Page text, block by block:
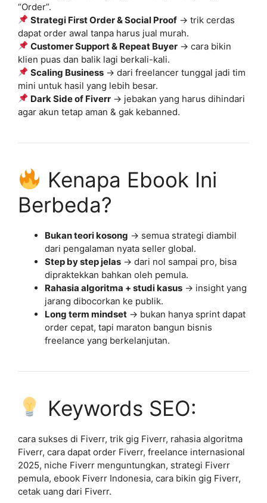
“Order”.
Strategi First Order & Social Proof → trik cerdas
dapat order awal tanpa harus jual murah.
Customer Support & Repeat Buyer → cara bikin
klien puas dan balik lagi berkali-kali.
Scaling Business → dari freelancer tunggal jadi tim
mini untuk hasil yang lebih besar.
Dark Side of Fiverr → jebakan yang harus dihindari
agar akun tetap aman & gak kebanned.
Kenapa Ebook Ini
Berbeda?
Bukan teori kosong → semua strategi diambil
dari pengalaman nyata seller global.
Step by step jelas → dari nol sampai pro, bisa
dipraktekkan bahkan oleh pemula.
Rahasia algoritma + studi kasus → insight yang
jarang dibocorkan ke publik.
Long term mindset → bukan hanya sprint dapat
order cepat, tapi maraton bangun bisnis
freelance yang berkelanjutan.
Keywords SEO:
cara sukses di Fiverr, trik gig Fiverr, rahasia algoritma
Fiverr, cara dapat order Fiverr, freelance internasional
2025, niche Fiverr menguntungkan, strategi Fiverr
pemula, ebook Fiverr Indonesia, cara bikin gig Fiverr,
cetak uang dari Fiverr.